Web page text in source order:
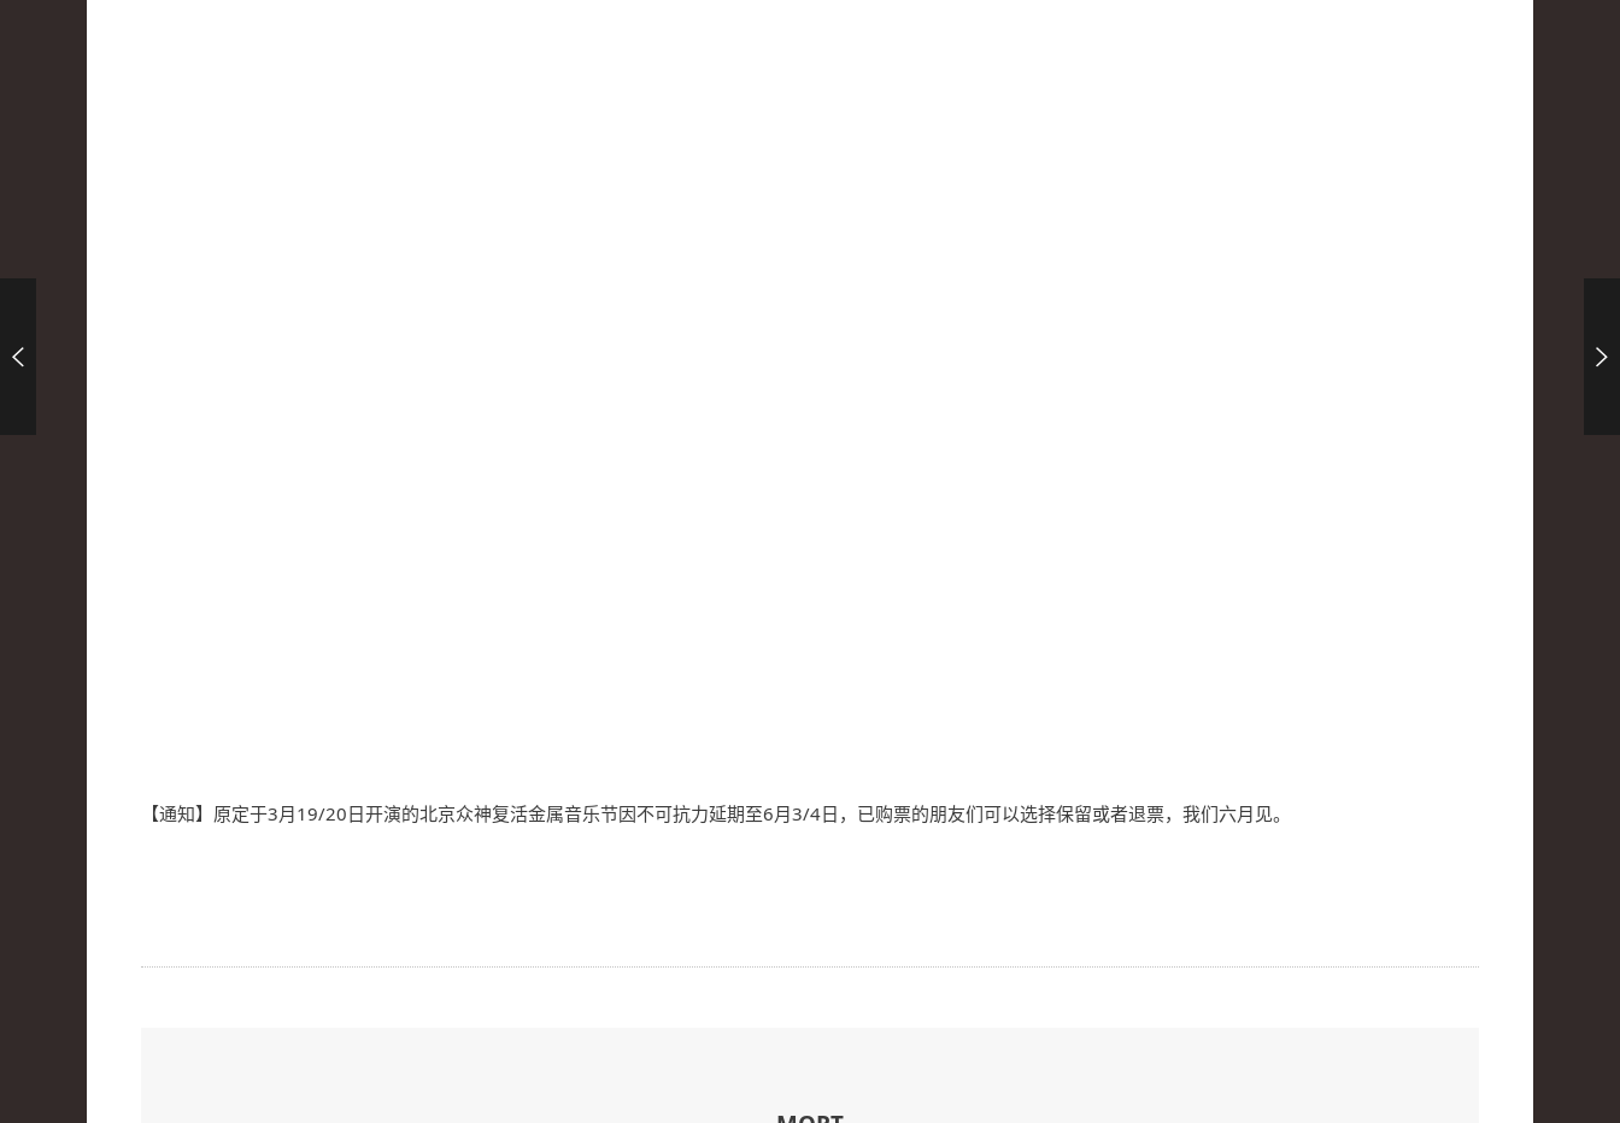
【通知】原定于3月19/20日开演的北京众神复活金属音乐节因不可抗力延期至6月3/4日，已购票的朋友们可以选择保留或者退票，我们六月见。